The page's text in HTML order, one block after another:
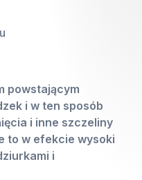
powstającym
i w ten sposób
i inne szczeliny
to w efekcie wysoki
i